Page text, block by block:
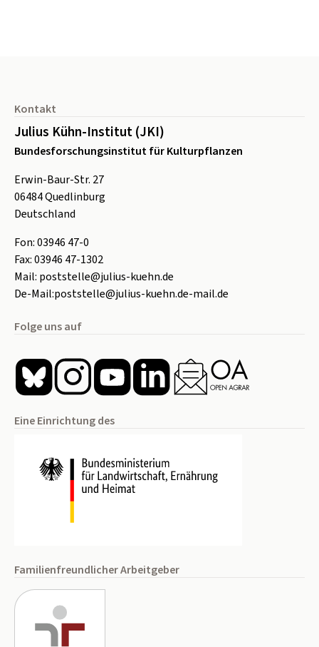
Kontakt
Julius Kühn-Institut (JKI)
Bundesforschungsinstitut für Kulturpflanzen
Erwin-Baur-Str. 27
06484Quedlinburg
Deutschland
Fon:03946 47-0
Fax:03946 47-1302
Mail: poststelle@julius-kuehn.de
De-Mail:poststelle@julius-kuehn.de-mail.de
Folge uns auf
Eine Einrichtung des
Familienfreundlicher Arbeitgeber